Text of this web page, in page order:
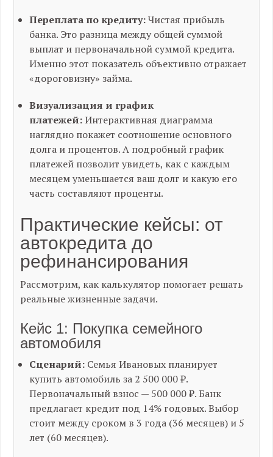
Переплата по кредиту:Чистая прибыль
банка. Это разница между общей суммой
выплат и первоначальной суммой кредита.
Именно этот показатель объективно отражает
«дороговизну» займа.
Визуализация и график
платежей:Интерактивная диаграмма
наглядно покажет соотношение основного
долга и процентов. А подробный график
платежей позволит увидеть, как с каждым
месяцем уменьшается ваш долг и какую его
часть составляют проценты.
Практические кейсы: от
автокредита до
рефинансирования
Рассмотрим, как калькулятор помогает решать
реальные жизненные задачи.
Кейс 1: Покупка семейного
автомобиля
Сценарий: Семья Ивановых планирует
купить автомобиль за 2 500 000 ₽.
Первоначальный взнос — 500 000 ₽. Банк
предлагает кредит под 14% годовых. Выбор
стоит между сроком в 3 года (36 месяцев) и 5
лет (60 месяцев).